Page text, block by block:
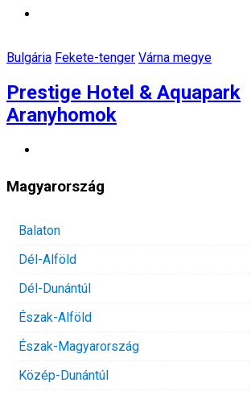
Bulgária Fekete-tenger Várna megye
Prestige Hotel & Aquapark
Aranyhomok
Magyarország
Balaton
Dél-Alföld
Dél-Dunántúl
Észak-Alföld
Észak-Magyarország
Közép-Dunántúl